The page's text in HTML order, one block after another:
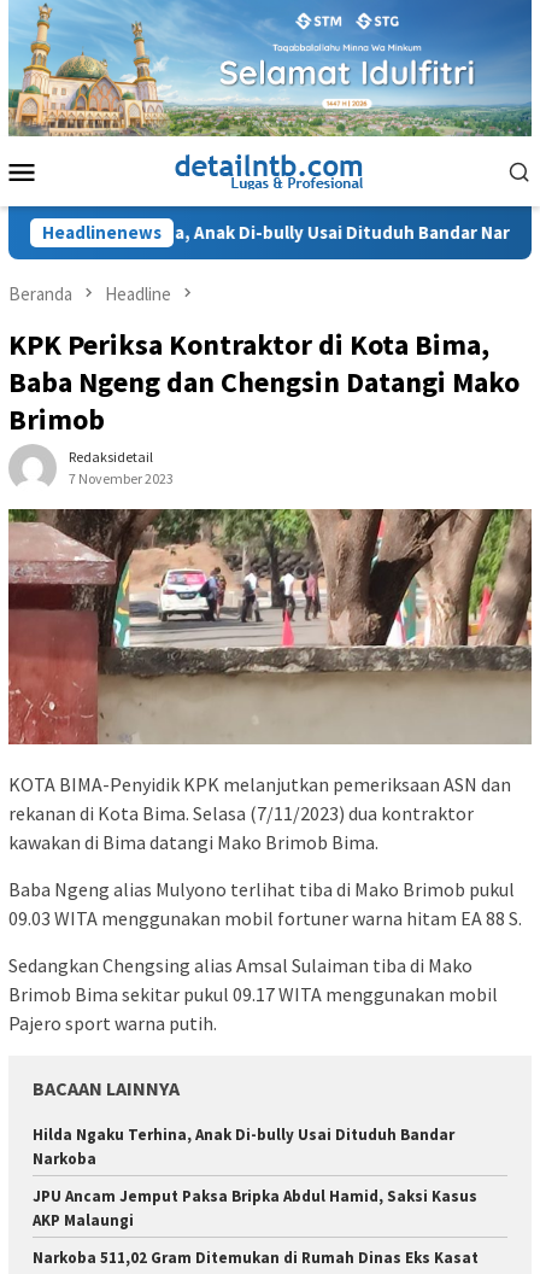
Loncat
konten
Mobile
Headlinenews
Terhina, Anak Di-bully Usai Dituduh Bandar Narkoba
Beranda Headline
KPK Periksa Kontraktor di Kota Bima,
Baba Ngeng dan Chengsin Datangi Mako
Brimob
Redaksidetail
7 November 2023
KOTA BIMA-Penyidik KPK melanjutkan pemeriksaan ASN dan
rekanan di Kota Bima. Selasa (7/11/2023) dua kontraktor
kawakan di Bima datangi Mako Brimob Bima.
Baba Ngeng alias Mulyono terlihat tiba di Mako Brimob pukul
09.03 WITA menggunakan mobil fortuner warna hitam EA 88 S.
Sedangkan Chengsing alias Amsal Sulaiman tiba di Mako
Brimob Bima sekitar pukul 09.17 WITA menggunakan mobil
Pajero sport warna putih.
BACAAN LAINNYA
Hilda Ngaku Terhina, Anak Di-bully Usai Dituduh Bandar
Narkoba
JPU Ancam Jemput Paksa Bripka Abdul Hamid, Saksi Kasus
AKP Malaungi
Narkoba 511,02 Gram Ditemukan di Rumah Dinas Eks Kasat